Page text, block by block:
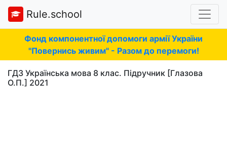
Rule.school
Фонд компонентної допомоги армії України
"Повернись живим" - Разом до перемоги!
ГДЗ Українська мова 8 клас. Підручник [Глазова
О.П.] 2021